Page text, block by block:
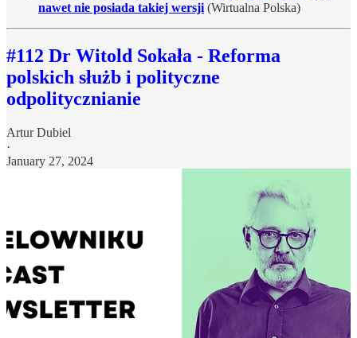
nawet nie posiada takiej wersji (Wirtualna Polska)
#112 Dr Witold Sokała - Reforma
polskich służb i polityczne
odpolitycznianie
Artur Dubiel
·
January 27, 2024